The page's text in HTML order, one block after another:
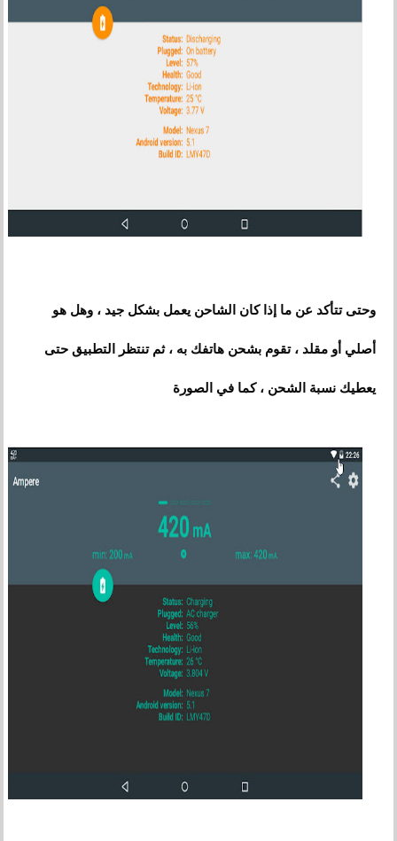
وحتى تتأكد عن ما إذا كان الشاحن يعمل بشكل جيد ، وهل هو
أصلي أو مقلد ، تقوم بشحن هاتفك به ، ثم تنتظر التطبيق حتى
يعطيك نسبة الشحن ، كما في الصورة